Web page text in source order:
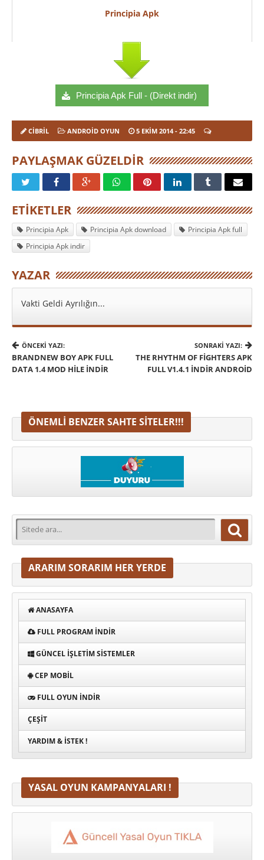
Principia Apk
Principia Apk Full - (Direkt indir)
CIBRIL ANDROID OYUN 5 EKIM 2014- 22:45
PAYLAŞMAK GÜZELDIR
ETIKETLER
Principia Apk Principia Apk download
Principia Apk full
Principia Apk indir
YAZAR
Vakti Geldi Ayrılığın...
ÖNCEKI YAZI:
BRANDNEW BOY APK FULL
DATA 1.4 MOD HILE İNDIR
SONRAKI YAZI:
THE RHYTHM OF FIGHTERS APK
FULL V1.4.1 İNDIR ANDROID
ÖNEMLI BENZER SAHTE SITELER!!!
ARARIM SORARIM HER YERDE
ANASAYFA
FULL PROGRAM INDIR
GÜNCEL İŞLETIM SISTEMLER
CEP MOBIL
FULL OYUN İNDIR
ÇEŞIT
YARDIM & İSTEK !
YASAL OYUN KAMPANYALARI !